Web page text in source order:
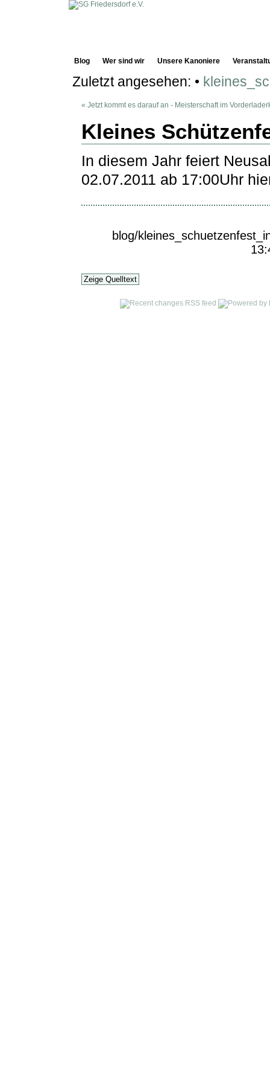
Blog Wer sind wir Unsere Kanoniere
Zuletzt angesehen: •
« Jetzt kommt es darauf an - Meisterschaft im
Kleines
In diesem Jahr feiert
02.07.2011 ab 17:00Uhr
blog/
Zeige Quelltext